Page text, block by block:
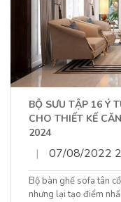
BỘ SƯU TẬP 16 Ý
CHO THIẾT KẾ
2024
| 07/08/2022
Bộ bàn ghế sofa tân
nhưng lại tạo điểm